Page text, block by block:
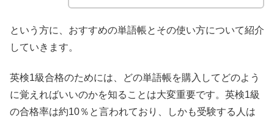
という方に、おすすめの単語帳とその使い方について紹介
していきます。
英検1級合格のためには、どの単語帳を購入してどのよう
に覚えればいいのかを知ることは大変重要です。英検1級
の合格率は約10％と言われており、しかも受験する人は